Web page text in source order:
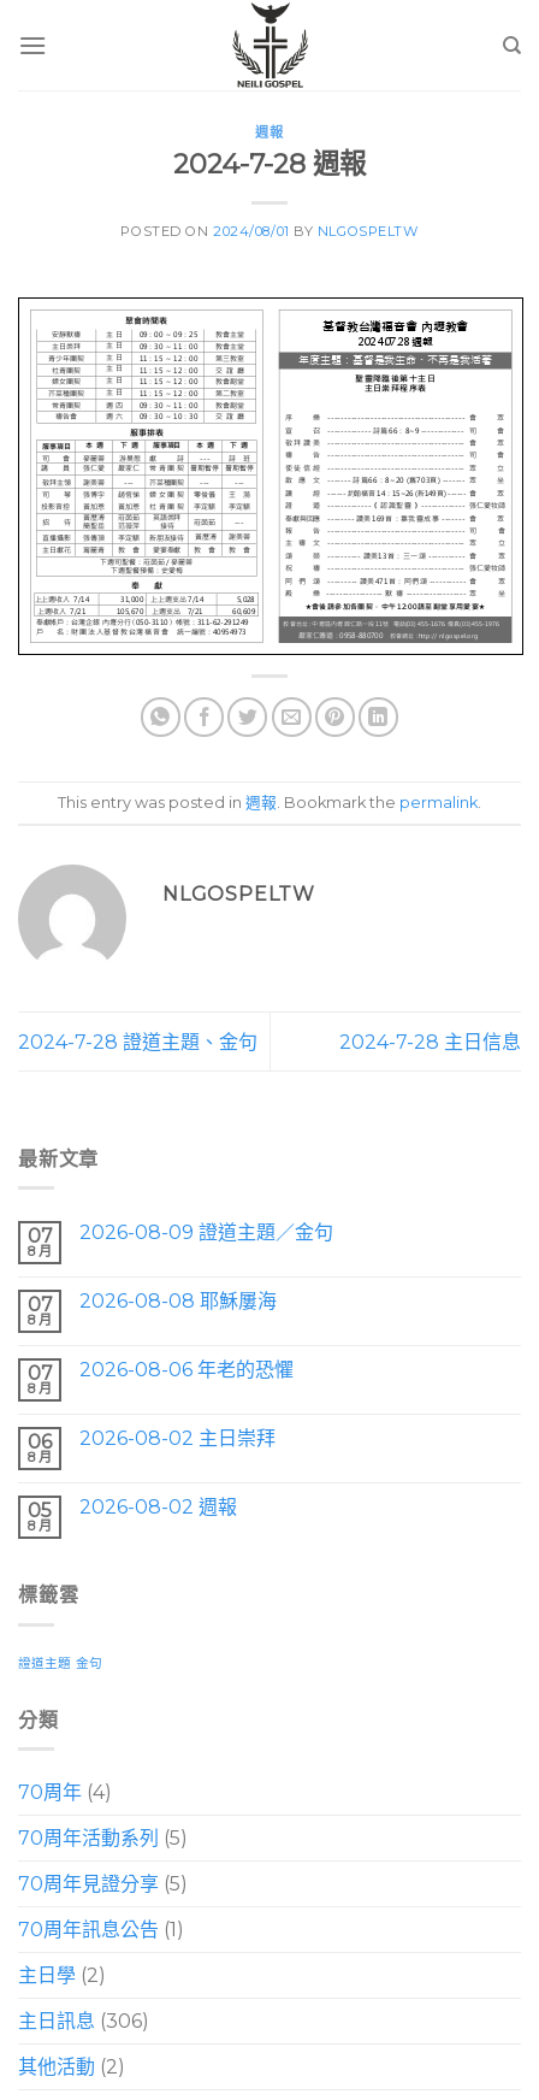
週報
2024-7-28 週報
POSTED ON2024/08/01 BY NLGOSPELTW
This entry was posted in 週報 . Bookmark the permalink
NLGOSPELTW
2024-7-28 證道主題、金句 2024-7-28 主日信息
最新文章
07
8 月
2026-08-09 證道主題／金句
07
8 月
2026-08-08 耶穌屢海
07
8 月
2026-08-06 年老的恐懼
06
8 月
2026-08-02 主日崇拜
05
8 月
2026-08-02 週報
標籤雲
證道主題 金句
分類
70周年 (4)
70周年活動系列 (5)
70周年見證分享 (5)
70周年訊息公告 (1)
主日學 (2)
主日訊息 (306)
其他活動 (2)